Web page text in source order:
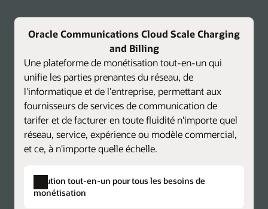
Oracle Communications Cloud Scale Charging
and Billing
Une plateforme de monétisation tout-en-un qui
unifie les parties prenantes du réseau, de
l'informatique et de l'entreprise, permettant aux
fournisseurs de services de communication de
tarifer et de facturer en toute fluidité n'importe quel
réseau, service, expérience ou modèle commercial,
et ce, à n'importe quelle échelle.
Solution tout-en-un pour tous les besoins de
monétisation